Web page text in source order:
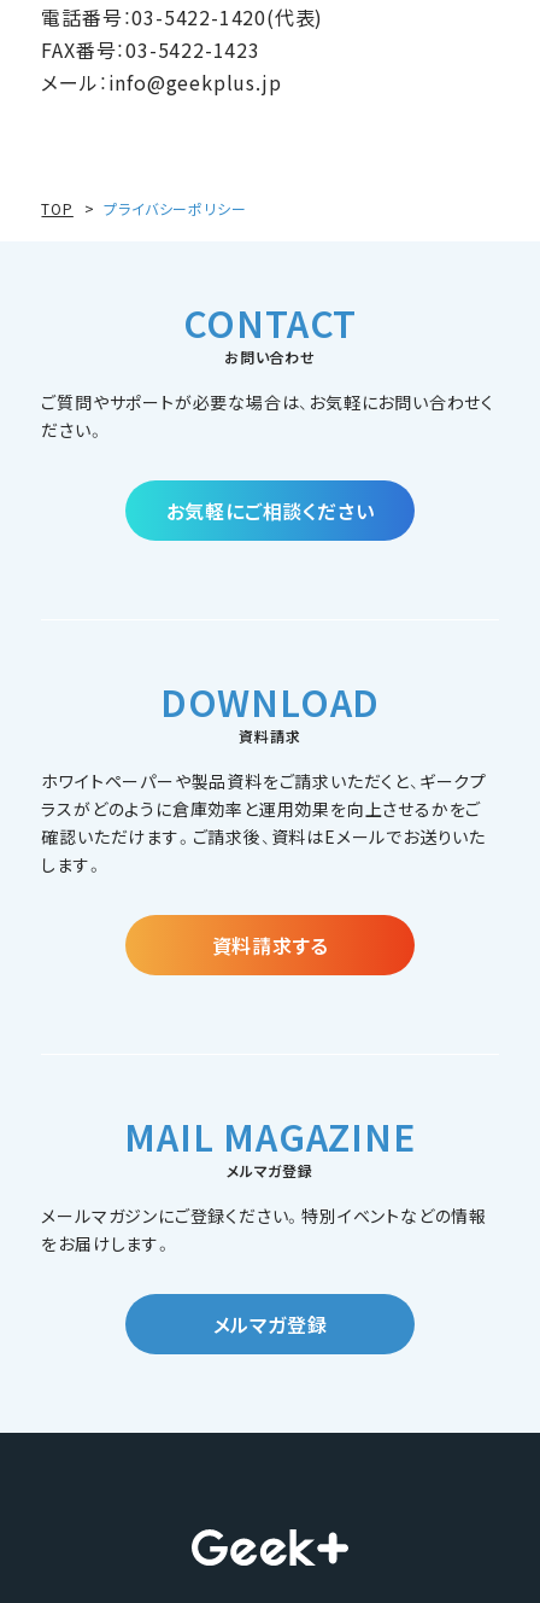
電話番号：03-5422-1420(代表)
FAX番号：03-5422-1423
メール：info@geekplus.jp
TOP プライバシーポリシー
CONTACT
お問い合わせ
ご質問やサポートが必要な場合は、お気軽にお問い合わせく
ださい。
お気軽にご相談ください
DOWNLOAD
資料請求
ホワイトペーパーや製品資料をご請求いただくと、ギークプ
ラスがどのように倉庫効率と運用効果を向上させるかをご
確認いただけます。ご請求後、資料はEメールでお送りいた
します。
資料請求する
MAIL MAGAZINE
メルマガ登録
メールマガジンにご登録ください。特別イベントなどの情報
をお届けします。
メルマガ登録